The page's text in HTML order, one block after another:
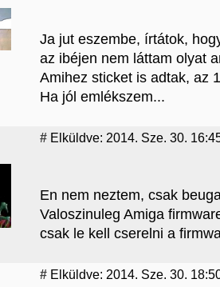
Ja jut eszembe, írtátok,
az ibéjen nem láttam olyat
Amihez sticket is adtak, az
Ha jól emlékszem...
# Elküldve: 2014. Sze. 30.
En nem neztem, csak
Valoszinuleg Amiga
csak le kell cserelni a
# Elküldve: 2014. Sze. 30.